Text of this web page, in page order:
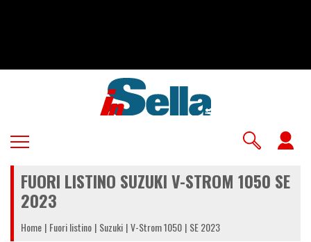
FUORI LISTINO SUZUKI V-STROM 1050 SE
2023
Home Fuori listino Suzuki V-Strom 1050 SE 2023